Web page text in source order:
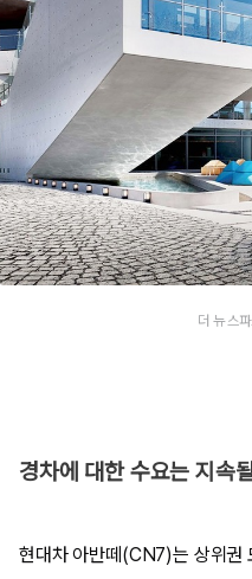
더 뉴 스
경차에 대한 수요는 지속
현대차 아반떼(CN7)는 상위권